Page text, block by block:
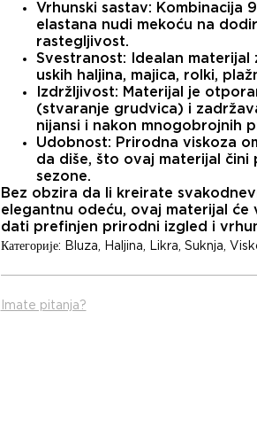
Vrhunski sastav: Kombinacija
elastana nudi mekoću na
rastegljivost.
Svestranost: Idealan materijal
uskih haljina, majica, rolki,
Izdržljivost: Materijal je
(stvaranje grudvica) i
nijansi i nakon mnogobrojnih
Udobnost: Prirodna viskoza
da diše, što ovaj materijal čini
sezone.
Bez obzira da li kreirate
elegantnu odeću, ovaj materijal će
dati prefinjen prirodni izgled i
Категорије: Bluza, Haljina, Likra, Suknja,
Imate pitanja?